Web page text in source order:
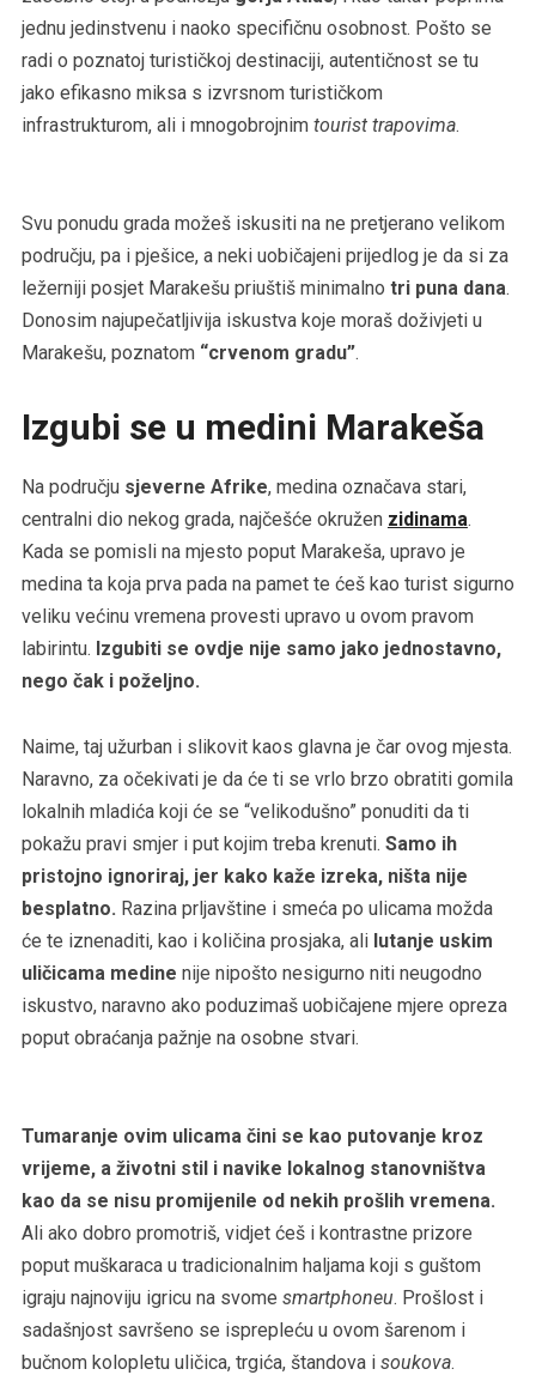
jednu jedinstvenu i naoko specifičnu osobnost. Pošto se
radi o poznatoj turističkoj destinaciji, autentičnost se tu
jako efikasno miksa s izvrsnom turističkom
infrastrukturom, ali i mnogobrojnim tourist trapovima.
Svu ponudu grada možeš iskusiti na ne pretjerano velikom
području, pa i pješice, a neki uobičajeni prijedlog je da si za
ležerniji posjet Marakešu priuštiš minimalno tri puna dana.
Donosim najupečatljivija iskustva koje moraš doživjeti u
Marakešu, poznatom “crvenom gradu”.
Izgubi se u medini Marakeša
Na području sjeverne Afrike, medina označava stari,
centralni dio nekog grada, najčešće okružen zidinama.
Kada se pomisli na mjesto poput Marakeša, upravo je
medina ta koja prva pada na pamet te ćeš kao turist sigurno
veliku većinu vremena provesti upravo u ovom pravom
labirintu. Izgubiti se ovdje nije samo jako jednostavno,
nego čak i poželjno.
Naime, taj užurban i slikovit kaos glavna je čar ovog mjesta.
Naravno, za očekivati je da će ti se vrlo brzo obratiti gomila
lokalnih mladića koji će se “velikodušno” ponuditi da ti
pokažu pravi smjer i put kojim treba krenuti. Samo ih
pristojno ignoriraj, jer kako kaže izreka, ništa nije
besplatno. Razina prljavštine i smeća po ulicama možda
će te iznenaditi, kao i količina prosjaka, ali lutanje uskim
uličicama medine nije nipošto nesigurno niti neugodno
iskustvo, naravno ako poduzimaš uobičajene mjere opreza
poput obraćanja pažnje na osobne stvari.
Tumaranje ovim ulicama čini se kao putovanje kroz
vrijeme, a životni stil i navike lokalnog stanovništva
kao da se nisu promijenile od nekih prošlih vremena.
Ali ako dobro promotriš, vidjet ćeš i kontrastne prizore
poput muškaraca u tradicionalnim haljama koji s guštom
igraju najnoviju igricu na svome smartphoneu. Prošlost i
sadašnjost savršeno se isprepleću u ovom šarenom i
bučnom kolopletu uličica, trgića, štandova i soukova.